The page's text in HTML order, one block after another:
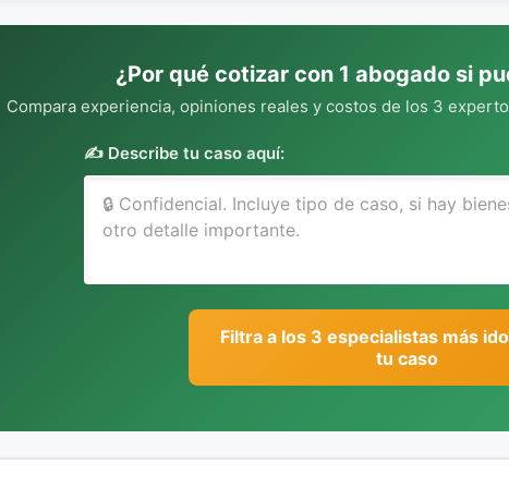
¿Por qué cotizar con 1 abogado si
Compara experiencia, opiniones reales y costos de los 3
✍️ Describe tu caso aquí:
Filtra a los 3 especialistas más
tu caso